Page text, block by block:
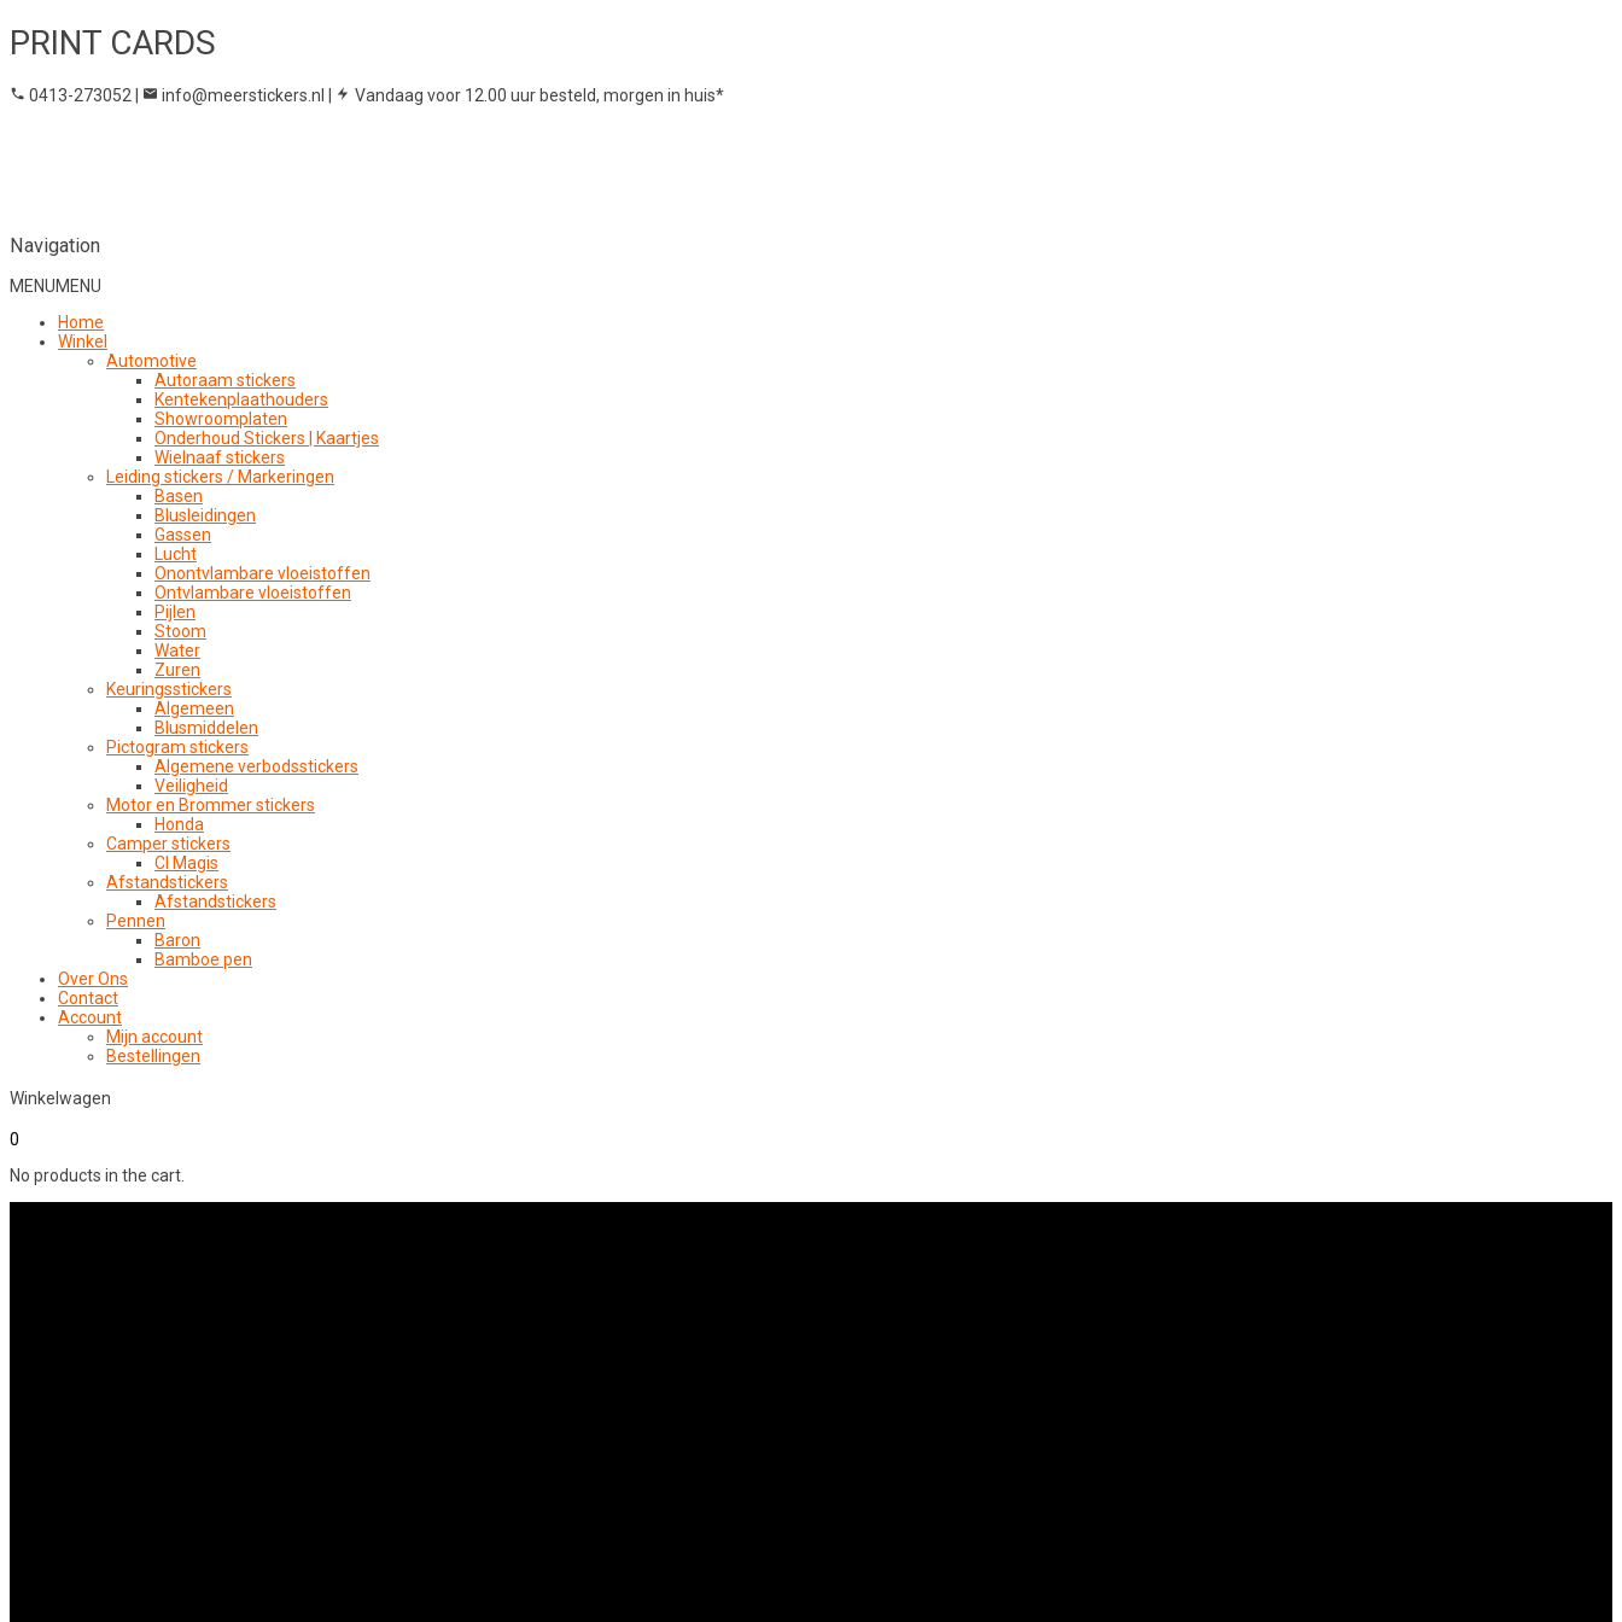
PRINT CARDS
0413-273052 | info@meerstickers.nl | Vandaag voor 12.00 uur besteld, morgen in huis*
Navigation
MENUMENU
Home
Winkel
Automotive
Autoraam stickers
Kentekenplaathouders
Showroomplaten
Onderhoud Stickers | Kaartjes
Wielnaaf stickers
Leiding stickers / Markeringen
Basen
Blusleidingen
Gassen
Lucht
Onontvlambare vloeistoffen
Ontvlambare vloeistoffen
Pijlen
Stoom
Water
Zuren
Keuringsstickers
Algemeen
Blusmiddelen
Pictogram stickers
Algemene verbodsstickers
Veiligheid
Motor en Brommer stickers
Honda
Camper stickers
CI Magis
Afstandstickers
Afstandstickers
Pennen
Baron
Bamboe pen
Over Ons
Contact
Account
Mijn account
Bestellingen
Winkelwagen
0
No products in the cart.